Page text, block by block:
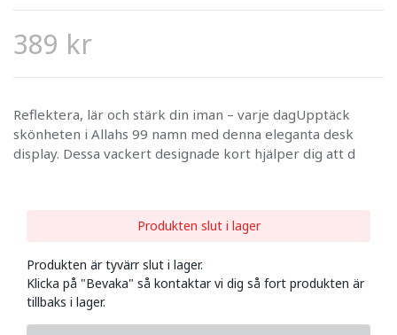
389 kr
Reflektera, lär och stärk din iman – varje dagUpptäck
skönheten i Allahs 99 namn med denna eleganta desk
display. Dessa vackert designade kort hjälper dig att d
Produkten slut i lager
Produkten är tyvärr slut i lager.
Klicka på "Bevaka" så kontaktar vi dig så fort produkten är
tillbaks i lager.